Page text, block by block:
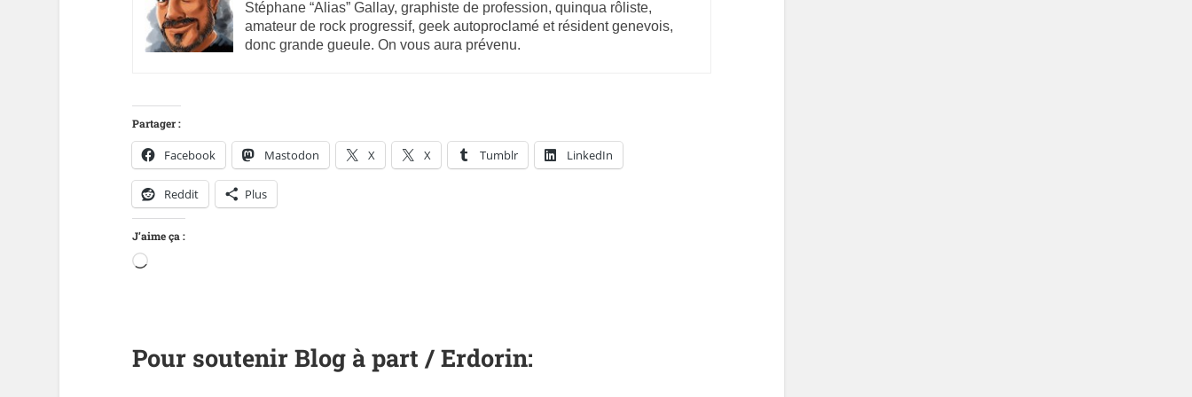
Stéphane “Alias” Gallay, graphiste de profession, quinqua rôliste,
amateur de rock progressif, geek autoproclamé et résident genevois,
donc grande gueule. On vous aura prévenu.
Partager :
Facebook Mastodon X X Tumblr LinkedIn
Reddit Plus
J’aime ça :
Pour soutenir Blog à part / Erdorin: